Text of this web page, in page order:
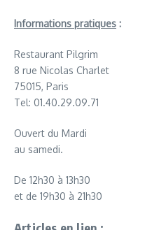
Informations pratiques :
Restaurant Pilgrim
8 rue Nicolas Charlet
75015, Paris
Tel: 01.40.29.09.71
Ouvert du Mardi
au samedi.
De 12h30 à 13h30
et de 19h30 à 21h30